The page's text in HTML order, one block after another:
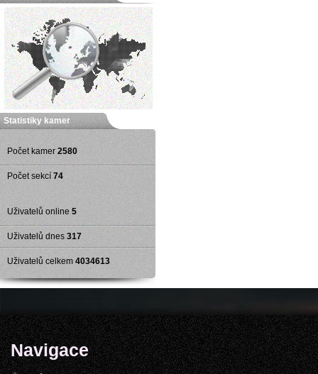
Statistiky kamer
Počet kamer 2580
Počet sekcí 74
Uživatelů online 5
Uživatelů dnes 317
Uživatelů celkem 4034613
Navigace